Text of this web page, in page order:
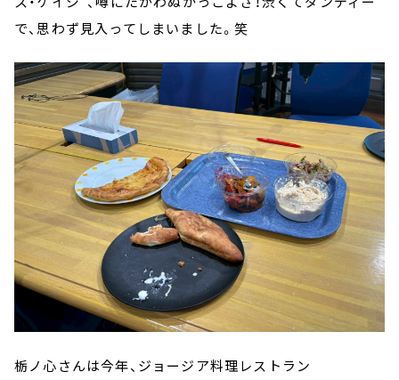
で、思わず見入ってしまいました。笑
栃ノ心さんは今年、ジョージア料理レストラン